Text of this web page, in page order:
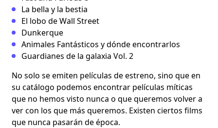
La bella y la bestia
El lobo de Wall Street
Dunkerque
Animales Fantásticos y dónde encontrarlos
Guardianes de la galaxia Vol. 2
No solo se emiten películas de estreno, sino que en
su catálogo podemos encontrar películas míticas
que no hemos visto nunca o que queremos volver a
ver con los que más queremos. Existen ciertos films
que nunca pasarán de época.